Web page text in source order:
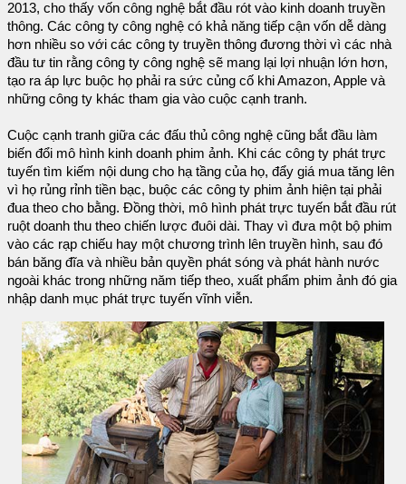
2013, cho thấy vốn công nghệ bắt đầu rót vào kinh doanh truyền
thông. Các công ty công nghệ có khả năng tiếp cận vốn dễ dàng
hơn nhiều so với các công ty truyền thông đương thời vì các nhà
đầu tư tin rằng công ty công nghệ sẽ mang lại lợi nhuận lớn hơn,
tạo ra áp lực buộc họ phải ra sức củng cố khi Amazon, Apple và
những công ty khác tham gia vào cuộc cạnh tranh.
Cuộc cạnh tranh giữa các đấu thủ công nghệ cũng bắt đầu làm
biến đổi mô hình kinh doanh phim ảnh. Khi các công ty phát trực
tuyến tìm kiếm nội dung cho hạ tầng của họ, đẩy giá mua tăng lên
vì họ rủng rỉnh tiền bạc, buộc các công ty phim ảnh hiện tại phải
đua theo cho bằng. Đồng thời, mô hình phát trực tuyến bắt đầu rút
ruột doanh thu theo chiến lược đuôi dài. Thay vì đưa một bộ phim
vào các rạp chiếu hay một chương trình lên truyền hình, sau đó
bán băng đĩa và nhiều bản quyền phát sóng và phát hành nước
ngoài khác trong những năm tiếp theo, xuất phẩm phim ảnh đó gia
nhập danh mục phát trực tuyến vĩnh viễn.